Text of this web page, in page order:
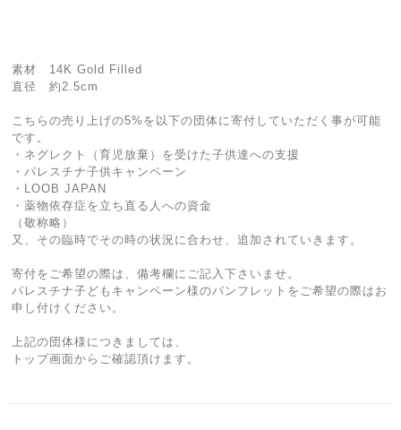
素材 14K Gold Filled
直径 約2.5cm
こちらの売り上げの5%を以下の団体に寄付していただく事が可能
です。
・ネグレクト（育児放棄）を受けた子供達への支援
・パレスチナ子供キャンペーン
・LOOB JAPAN
・薬物依存症を立ち直る人への資金
（敬称略）
又、その臨時でその時の状況に合わせ、追加されていきます。
寄付をご希望の際は、備考欄にご記入下さいませ。
パレスチナ子どもキャンペーン様のパンフレットをご希望の際はお
申し付けください。
上記の団体様につきましては、
トップ画面からご確認頂けます。